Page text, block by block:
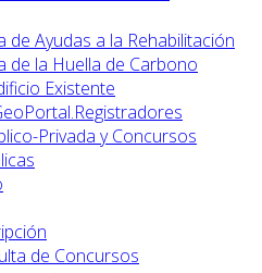
de Ayudas a la Rehabilitación
de la Huella de Carbono
Existente
Privada y Concursos
de Concursos